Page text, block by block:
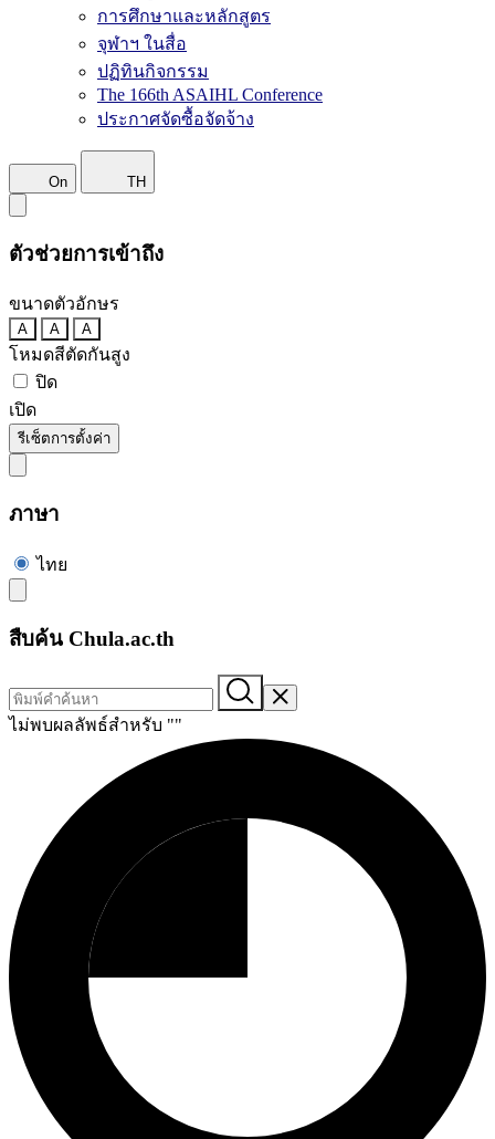
การศึกษาและหลักสูตร
จุฬาฯ ในสื่อ
ปฏิทินกิจกรรม
The 166th ASAIHL Conference
ประกาศจัดซื้อจัดจ้าง
On TH
ตัวช่วยการเข้าถึง
ขนาดตัวอักษร
A A A
โหมดสีตัดกันสูง
ปิด
เปิด
รีเซ็ตการตั้งค่า
ภาษา
ไทย
สืบค้น Chula.ac.th
ไม่พบผลลัพธ์สำหรับ ""